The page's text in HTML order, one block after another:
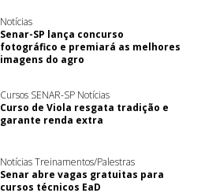
Notícias
Senar-SP lança concurso
fotográfico e premiará as melhores
imagens do agro
Cursos SENAR-SP Notícias
Curso de Viola resgata tradição e
garante renda extra
Notícias Treinamentos/Palestras
Senar abre vagas gratuitas para
cursos técnicos EaD